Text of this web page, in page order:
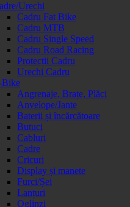
Urechi
Cadru Fat Bike
Cadru MTB
Cadru Single Speed
Cadru Road Racing
Protecții Cadru
Urechi Cadru
Bike
Angrenaje, Brațe, Plăci
Anvelope/Jante
Baterii și încărcătoare
Butuci
Cabluri
Cadre
Cricuri
Display și manete
Furci/Șei
Lanțuri
Oglinzi